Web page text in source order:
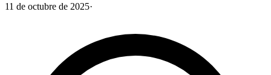
11 de octubre de 2025·